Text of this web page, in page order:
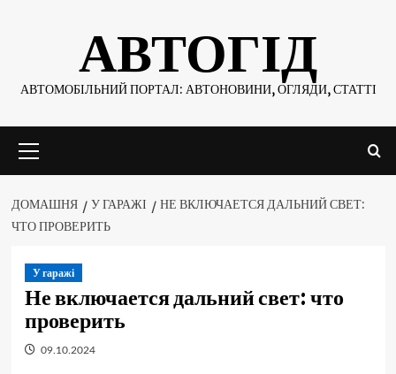
АВТОГІД
АВТОМОБІЛЬНИЙ ПОРТАЛ: АВТОНОВИНИ, ОГЛЯДИ, СТАТТІ
меню
ДОМАШНЯ У ГАРАЖІ
НЕ ВКЛЮЧАЕТСЯ ДАЛЬНИЙ СВЕТ:
ЧТО ПРОВЕРИТЬ
У гаражі
Не включается дальний свет: что
проверить
09.10.2024